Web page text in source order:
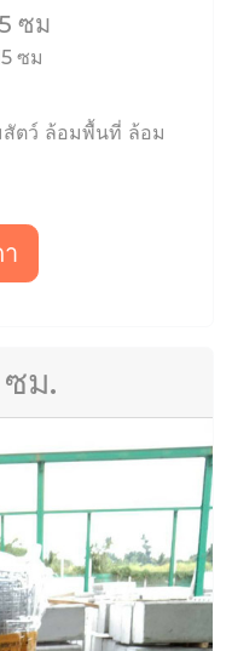
ซม
ซม
สัตว์ ล้อมพื้นที่ ล้อม
ม.